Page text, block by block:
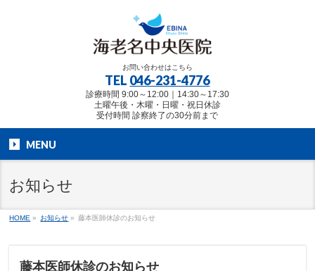
お問い合わせはこちら
TEL 046-231-4776
診療時間 9:00～12:00｜14:30～17:30
土曜午後・木曜・日曜・祝日休診
受付時間 診察終了の30分前まで
MENU
お知らせ
HOME » お知らせ » 藤本医師休診のお知らせ
藤本医師休診のお知らせ